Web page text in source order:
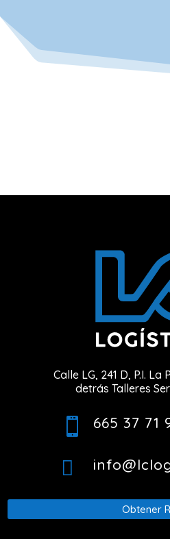
Calle LG, 241 D, P.I.
detrás Talleres
 665 37 71

Obtener